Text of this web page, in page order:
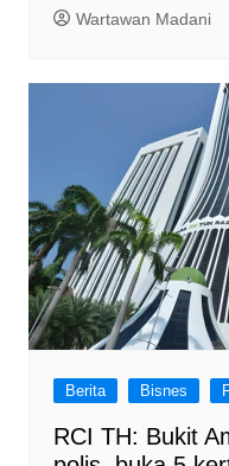
Wartawan Madani
Berita Bisnes
RCI TH: Bukit